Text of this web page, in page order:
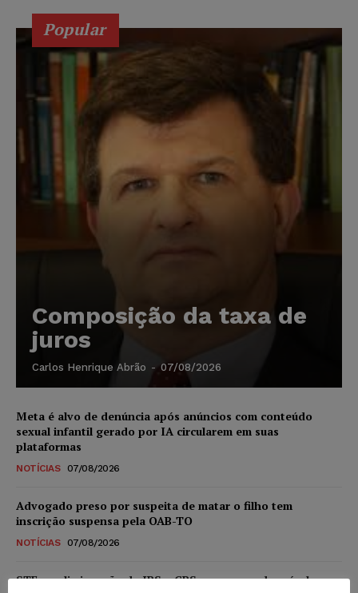
Popular
Composição da taxa de
juros
Carlos Henrique Abrão - 07/08/2026
Meta é alvo de denúncia após anúncios com conteúdo
sexual infantil gerado por IA circularem em suas
plataformas
NOTÍCIAS 07/08/2026
Advogado preso por suspeita de matar o filho tem
inscrição suspensa pela OAB-TO
NOTÍCIAS 07/08/2026
STF amplia isenção de IBS e CBS na compra de veículos